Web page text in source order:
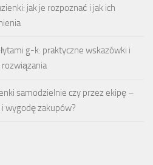
jak je rozpoznać i jak ich
g-k: praktyczne wskazówki i
samodzielnie czy przez ekipę –
wygodę zakupów?